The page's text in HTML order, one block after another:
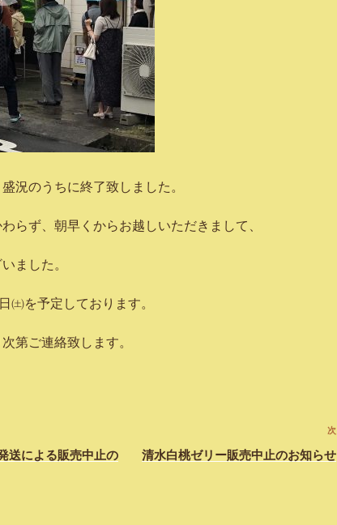
盛況のうちに終了致しました。
らず、朝早くからお越しいただきまして、
ました。
㈯を予定しております。
第ご連絡致します。
送による販売中止の
次
清水白桃ゼリー販売中止のお知らせ